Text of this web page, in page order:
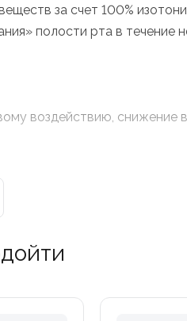
за счет 100%
полости рта в течение
воздействию, снижение